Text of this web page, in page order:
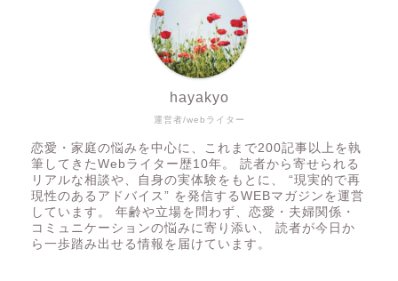
運営者/webライター
hayakyo
恋愛・家庭の悩みを中心に、これまで200記事以上を執
筆してきたWebライター歴10年。 読者から寄せられる
リアルな相談や、自身の実体験をもとに、 “現実的で再
現性のあるアドバイス” を発信するWEBマガジンを運営
しています。 年齢や立場を問わず、恋愛・夫婦関係・
コミュニケーションの悩みに寄り添い、 読者が今日か
ら一歩踏み出せる情報を届けています。